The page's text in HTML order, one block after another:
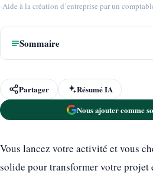
›Aide à la création d’entreprise par un
Sommaire
Partager
Résumé IA
Nous ajouter comme
Vous lancez votre activité et vous
solide pour transformer votre projet